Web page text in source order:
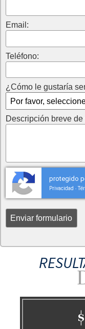
Email:
Teléfono:
¿Cómo le gustaría
Descripción breve de
protegido
Privacidad -